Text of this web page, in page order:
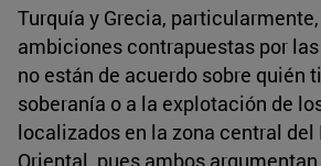
Turquía y Grecia,
ambiciones contrapuestas por
no están de acuerdo sobre quién
soberanía o a la explotación de
localizados en la zona central
Oriental, pues ambos